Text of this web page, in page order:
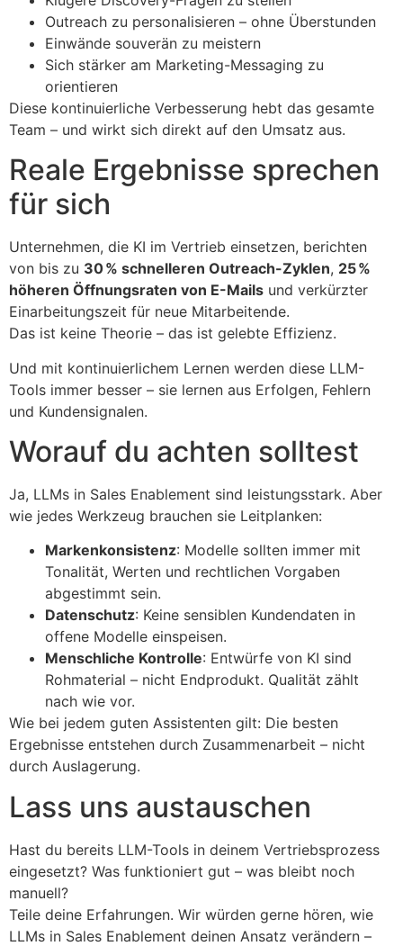
Outreach zu personalisieren – ohne Überstunden
Einwände souverän zu meistern
Sich stärker am Marketing-Messaging zu
orientieren
Diese kontinuierliche Verbesserung hebt das gesamte
Team – und wirkt sich direkt auf den Umsatz aus.
Reale Ergebnisse sprechen
für sich
Unternehmen, die KI im Vertrieb einsetzen, berichten
von bis zu 30 % schnelleren Outreach-Zyklen, 25 %
höheren Öffnungsraten von E-Mails und verkürzter
Einarbeitungszeit für neue Mitarbeitende.
Das ist keine Theorie – das ist gelebte Effizienz.
Und mit kontinuierlichem Lernen werden diese LLM-
Tools immer besser – sie lernen aus Erfolgen, Fehlern
und Kundensignalen.
Worauf du achten solltest
Ja, LLMs in Sales Enablement sind leistungsstark. Aber
wie jedes Werkzeug brauchen sie Leitplanken:
Markenkonsistenz: Modelle sollten immer mit
Tonalität, Werten und rechtlichen Vorgaben
abgestimmt sein.
Datenschutz: Keine sensiblen Kundendaten in
offene Modelle einspeisen.
Menschliche Kontrolle: Entwürfe von KI sind
Rohmaterial – nicht Endprodukt. Qualität zählt
nach wie vor.
Wie bei jedem guten Assistenten gilt: Die besten
Ergebnisse entstehen durch Zusammenarbeit – nicht
durch Auslagerung.
Lass uns austauschen
Hast du bereits LLM-Tools in deinem Vertriebsprozess
eingesetzt? Was funktioniert gut – was bleibt noch
manuell?
Teile deine Erfahrungen. Wir würden gerne hören, wie
LLMs in Sales Enablement deinen Ansatz verändern –